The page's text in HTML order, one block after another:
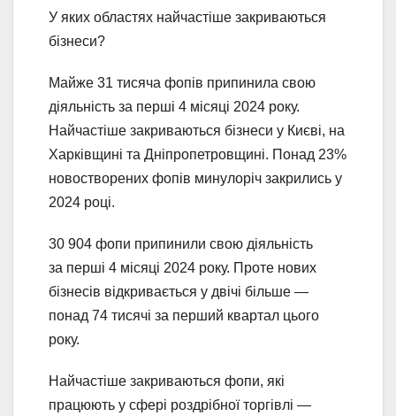
У яких областях найчастіше закриваються
бізнеси?
Майже 31 тисяча фопів припинила свою
діяльність за перші 4 місяці 2024 року.
Найчастіше закриваються бізнеси у Києві, на
Харківщині та Дніпропетровщині. Понад 23%
новостворених фопів минулоріч закрились у
2024 році.
30 904 фопи припинили свою діяльність
за перші 4 місяці 2024 року. Проте нових
бізнесів відкривається у двічі більше —
понад 74 тисячі за перший квартал цього
року.
Найчастіше закриваються фопи, які
працюють у сфері роздрібної торгівлі —